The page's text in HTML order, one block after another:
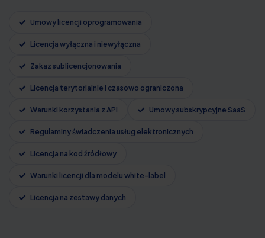
Umowy licencji oprogramowania
Licencja wyłączna i niewyłączna
Zakaz sublicencjonowania
Licencja terytorialnie i czasowo ograniczona
Warunki korzystania z API Umowy subskrypcyjne SaaS
Regulaminy świadczenia usług elektronicznych
Licencja na kod źródłowy
Warunki licencji dla modelu white-label
Licencja na zestawy danych